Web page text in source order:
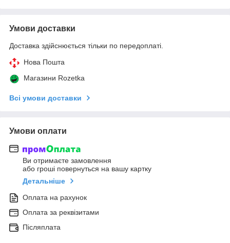
Умови доставки
Доставка здійснюється тільки по передоплаті.
Нова Пошта
Магазини Rozetka
Всі умови доставки
Умови оплати
Ви отримаєте замовлення
або гроші повернуться на вашу картку
Детальніше
Оплата на рахунок
Оплата за реквізитами
Післяплата